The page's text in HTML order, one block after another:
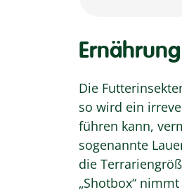
Ernährung
Die
so wird ein
führen kann,
sogenannte
die
„Shotbox“